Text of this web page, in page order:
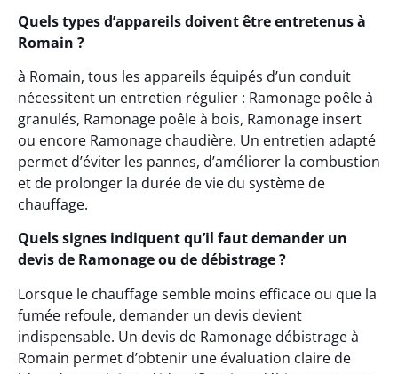
Quels types d’appareils doivent être entretenus à
Romain ?
à Romain, tous les appareils équipés d’un conduit
nécessitent un entretien régulier : Ramonage poêle à
granulés, Ramonage poêle à bois, Ramonage insert
ou encore Ramonage chaudière. Un entretien adapté
permet d’éviter les pannes, d’améliorer la combustion
et de prolonger la durée de vie du système de
chauffage.
Quels signes indiquent qu’il faut demander un
devis de Ramonage ou de débistrage ?
Lorsque le chauffage semble moins efficace ou que la
fumée refoule, demander un devis devient
indispensable. Un devis de Ramonage débistrage à
Romain permet d’obtenir une évaluation claire de